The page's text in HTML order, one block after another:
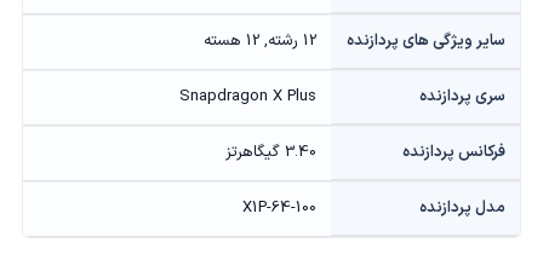
سایر ویژگی های پردازنده 12 رشته, 12 هسته
سری پردازنده Snapdragon X Plus
فرکانس پردازنده 3.40 گیگاهرتز
مدل پردازنده X1P-64-100